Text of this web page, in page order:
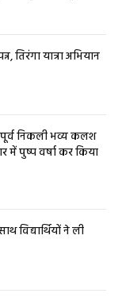
तिरंगा यात्रा अभियान
पूर्व निकली भव्य कलश
में पुष्प वर्षा कर किया
ने ली